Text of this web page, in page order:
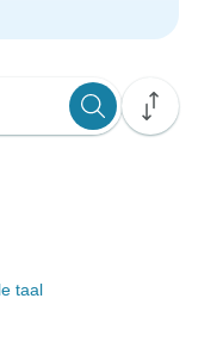
taal